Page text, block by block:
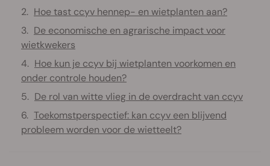
Hoe tast ccyv hennep- en wietplanten aan?
De economische en agrarische impact voor
wietkwekers
Hoe kun je ccyv bij wietplanten voorkomen en
onder controle houden?
De rol van witte vlieg in de overdracht van ccyv
Toekomstperspectief: kan ccyv een blijvend
probleem worden voor de wietteelt?